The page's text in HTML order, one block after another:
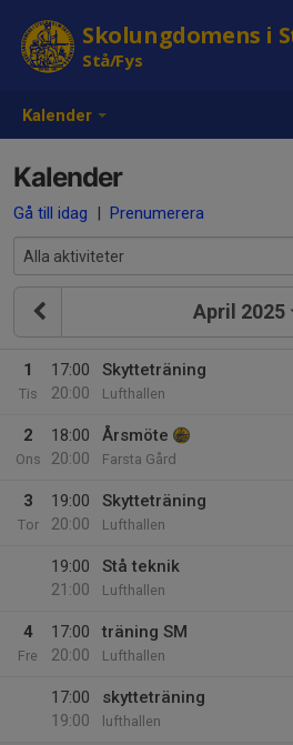
Kalender
Skolungdomens i
Stå/Fys
Kalender
Gå till idag | Prenumerera
April 2025
1
Tis
17:00
20:00
Skytteträning
Lufthallen
2
Ons
18:00
20:00
Årsmöte
Farsta Gård
3
Tor
19:00
20:00
Skytteträning
Lufthallen
19:00
21:00
Stå teknik
Lufthallen
4
Fre
17:00
20:00
träning SM
Lufthallen
17:00
19:00
skytteträning
lufthallen